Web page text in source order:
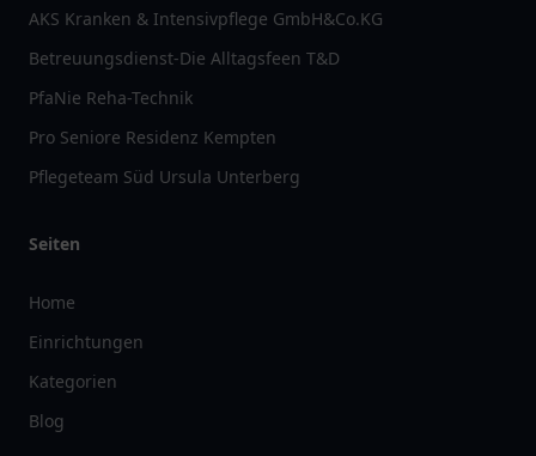
AKS Kranken & Intensivpflege GmbH&Co.KG
Betreuungsdienst-Die Alltagsfeen T&D
PfaNie Reha-Technik
Pro Seniore Residenz Kempten
Pflegeteam Süd Ursula Unterberg
Seiten
Home
Einrichtungen
Kategorien
Blog